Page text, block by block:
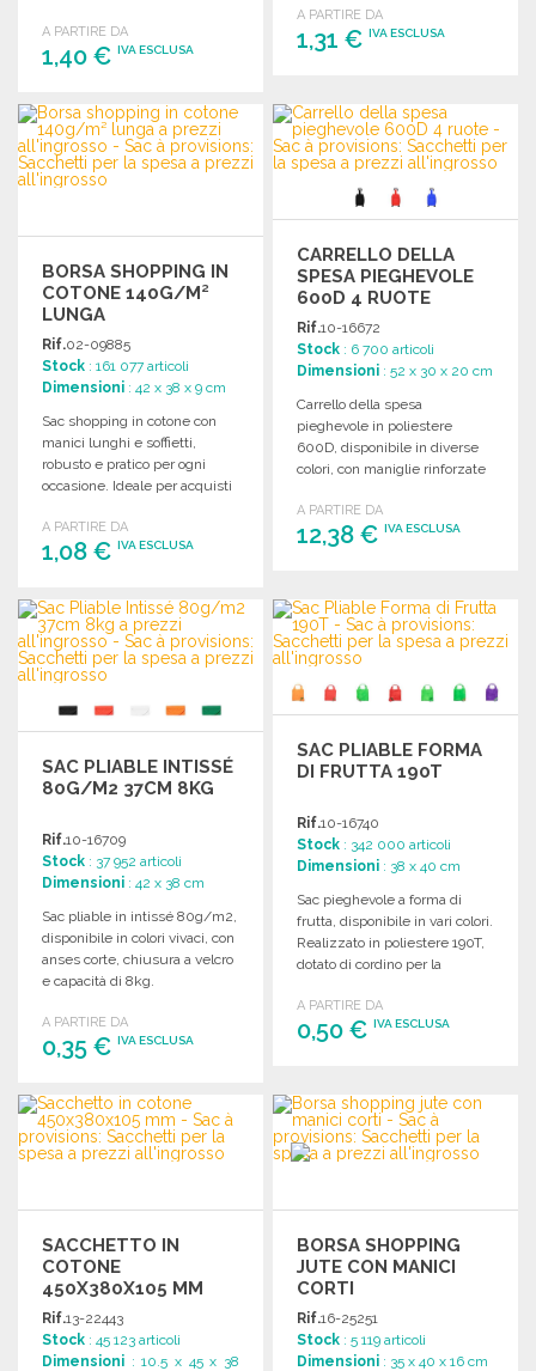
A PARTIRE DA
1,40 € IVA ESCLUSA
ORDINARE
Richiedi un preventivo
A PARTIRE DA
1,31 €IVA ESCLUSA
Richiedi un preventivo
BORSA SHOPPING IN
COTONE 140G/M²
LUNGA
Rif.02-09885
Stock : 161 077 articoli
Dimensioni : 42 x 38 x 9 cm
Sac shopping in cotone con
manici lunghi e soffietti,
robusto e pratico per ogni
occasione. Ideale per acquisti
A PARTIRE DA
1,08 € IVA ESCLUSA
ORDINARE
Richiedi un preventivo
CARRELLO DELLA
SPESA PIEGHEVOLE
600D 4 RUOTE
Rif.10-16672
Stock : 6 700 articoli
Dimensioni : 52 x 30 x 20 cm
Carrello della spesa
pieghevole in poliestere
600D, disponibile in diverse
colori, con maniglie rinforzate
A PARTIRE DA
12,38 €IVA ESCLUSA
Richiedi un preventivo
SAC PLIABLE INTISSÉ
80G/M2 37CM 8KG
Rif.10-16709
Stock : 37 952 articoli
Dimensioni : 42 x 38 cm
Sac pliable in intissé 80g/m2,
disponibile in colori vivaci, con
anses corte, chiusura a velcro
e capacità di 8kg.
A PARTIRE DA
0,35 € IVA ESCLUSA
ORDINARE
Richiedi un preventivo
SAC PLIABLE FORMA
DI FRUTTA 190T
Rif.10-16740
Stock : 342 000 articoli
Dimensioni : 38 x 40 cm
Sac pieghevole a forma di
frutta, disponibile in vari colori.
Realizzato in poliestere 190T,
dotato di cordino per la
A PARTIRE DA
0,50 €IVA ESCLUSA
Richiedi un preventivo
SACCHETTO IN
COTONE
450X380X105 MM
Rif.13-22443
Stock : 45 123 articoli
Dimensioni : 10.5 x 45 x 38
BORSA SHOPPING
JUTE CON MANICI
CORTI
Rif.16-25251
Stock : 5 119 articoli
Dimensioni : 35 x 40 x 16 cm